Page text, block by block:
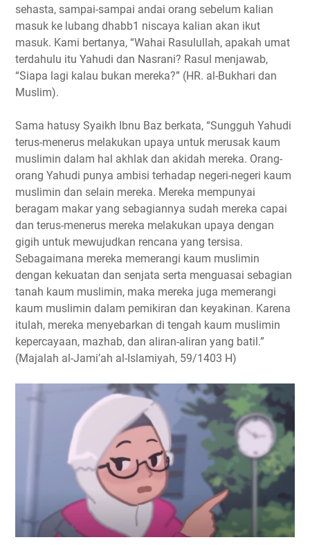
sehasta, sampai-sampai andai orang sebelum kalian
masuk ke lubang dhabb1 niscaya kalian akan ikut
masuk. Kami bertanya, “Wahai Rasulullah, apakah umat
terdahulu itu Yahudi dan Nasrani? Rasul menjawab,
“Siapa lagi kalau bukan mereka?” (HR. al-Bukhari dan
Muslim).
Sama hatusy Syaikh Ibnu Baz berkata, “Sungguh Yahudi
terus-menerus melakukan upaya untuk merusak kaum
muslimin dalam hal akhlak dan akidah mereka. Orang-
orang Yahudi punya ambisi terhadap negeri-negeri kaum
muslimin dan selain mereka. Mereka mempunyai
beragam makar yang sebagiannya sudah mereka capai
dan terus-menerus mereka melakukan upaya dengan
gigih untuk mewujudkan rencana yang tersisa.
Sebagaimana mereka memerangi kaum muslimin
dengan kekuatan dan senjata serta menguasai sebagian
tanah kaum muslimin, maka mereka juga memerangi
kaum muslimin dalam pemikiran dan keyakinan. Karena
itulah, mereka menyebarkan di tengah kaum muslimin
kepercayaan, mazhab, dan aliran-aliran yang batil.”
(Majalah al-Jami’ah al-Islamiyah, 59/1403 H)